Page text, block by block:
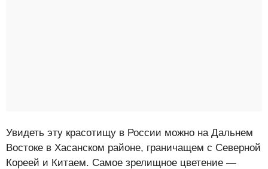
Увидеть эту красотищу в России можно на Дальнем
Востоке в Хасанском районе, граничащем с Северной
Кореей и Китаем. Самое зрелищное цветение —